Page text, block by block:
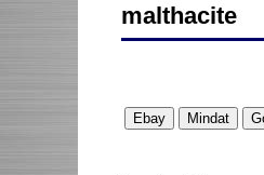
malthacite